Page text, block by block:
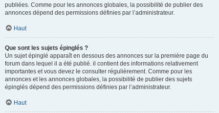
publiées. Comme pour les annonces globales, la possibilité de publier des
annonces dépend des permissions définies par l’administrateur.
Haut
Que sont les sujets épinglés ?
Un sujet épinglé apparaît en dessous des annonces sur la première page du
forum dans lequel il a été publié. il contient des informations relativement
importantes et vous devez le consulter régulièrement. Comme pour les
annonces et les annonces globales, la possibilité de publier des sujets
épinglés dépend des permissions définies par l’administrateur.
Haut